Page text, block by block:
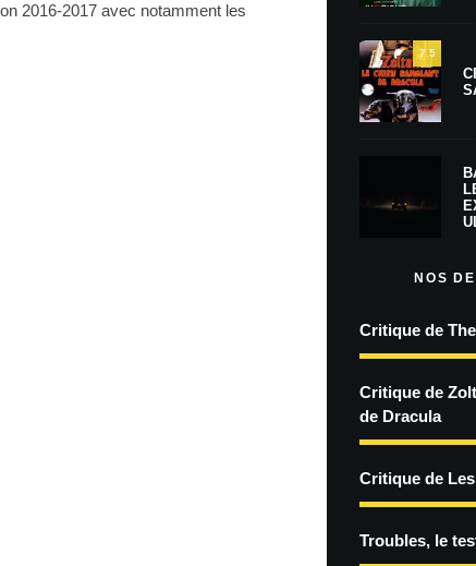
2016-2017 avec notamment les
7.5
NOS
Critique de
Critique de
de Dracula
Critique de
Troubles, le